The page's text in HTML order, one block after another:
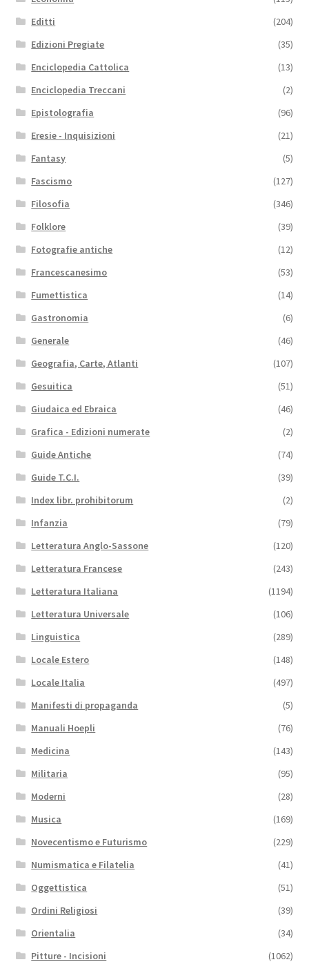
Editti
(204)
Edizioni Pregiate
(35)
Enciclopedia Cattolica
(13)
Enciclopedia Treccani
(2)
Epistolografia
(96)
Eresie - Inquisizioni
(21)
Fantasy
(5)
Fascismo
(127)
Filosofia
(346)
Folklore
(39)
Fotografie antiche
(12)
Francescanesimo
(53)
Fumettistica
(14)
Gastronomia
(6)
Generale
(46)
Geografia, Carte, Atlanti
(107)
Gesuitica
(51)
Giudaica ed Ebraica
(46)
Grafica - Edizioni numerate
(2)
Guide Antiche
(74)
Guide T.C.I.
(39)
Index libr. prohibitorum
(2)
Infanzia
(79)
Letteratura Anglo-Sassone
(120)
Letteratura Francese
(243)
Letteratura Italiana
(1194)
Letteratura Universale
(106)
Linguistica
(289)
Locale Estero
(148)
Locale Italia
(497)
Manifesti di propaganda
(5)
Manuali Hoepli
(76)
Medicina
(143)
Militaria
(95)
Moderni
(28)
Musica
(169)
Novecentismo e Futurismo
(229)
Numismatica e Filatelia
(41)
Oggettistica
(51)
Ordini Religiosi
(39)
Orientalia
(34)
Pitture - Incisioni
(1062)